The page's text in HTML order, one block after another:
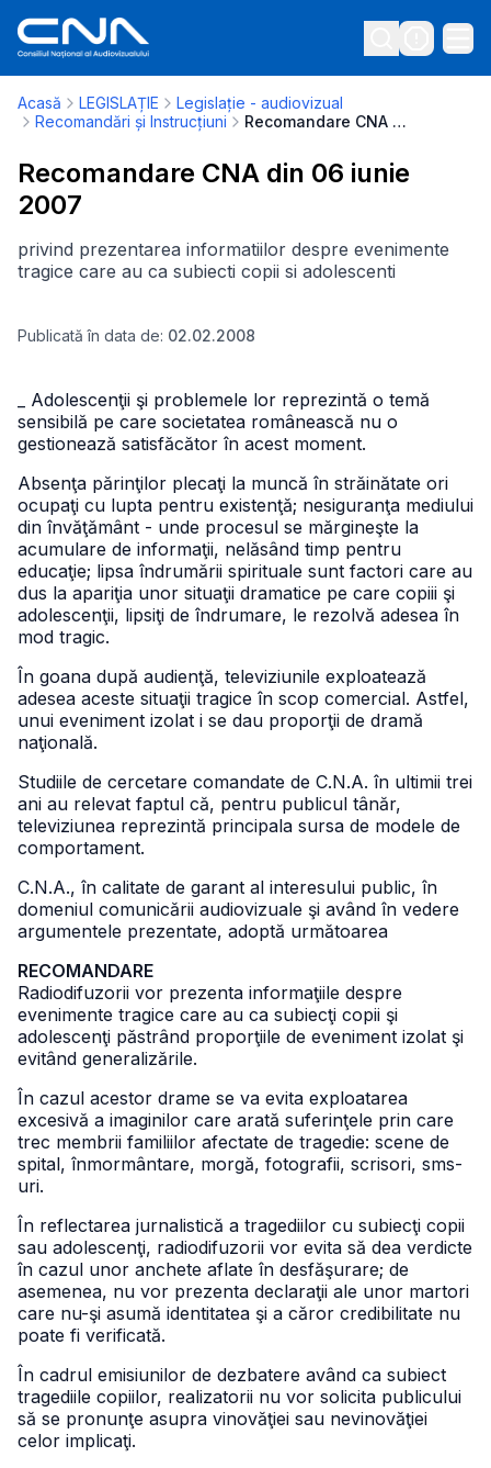
Acasă LEGISLAȚIE
Legislație - audiovizual
Recomandări și Instrucțiuni
Recomandare CNA din 06 iunie 2007
Recomandare CNA din 06 iunie
2007
privind prezentarea informatiilor despre evenimente
tragice care au ca subiecti copii si adolescenti
Publicată în data de: 02.02.2008
_ Adolescenţii şi problemele lor reprezintă o temă
sensibilă pe care societatea românească nu o
gestionează satisfăcător în acest moment.
Absenţa părinţilor plecaţi la muncă în străinătate ori
ocupaţi cu lupta pentru existenţă; nesiguranţa mediului
din învăţământ - unde procesul se mărgineşte la
acumulare de informaţii, nelăsând timp pentru
educaţie; lipsa îndrumării spirituale sunt factori care au
dus la apariţia unor situaţii dramatice pe care copiii şi
adolescenţii, lipsiţi de îndrumare, le rezolvă adesea în
mod tragic.
În goana după audienţă, televiziunile exploatează
adesea aceste situaţii tragice în scop comercial. Astfel,
unui eveniment izolat i se dau proporţii de dramă
naţională.
Studiile de cercetare comandate de C.N.A. în ultimii trei
ani au relevat faptul că, pentru publicul tânăr,
televiziunea reprezintă principala sursa de modele de
comportament.
C.N.A., în calitate de garant al interesului public, în
domeniul comunicării audiovizuale şi având în vedere
argumentele prezentate, adoptă următoarea
RECOMANDARE
Radiodifuzorii vor prezenta informaţiile despre
evenimente tragice care au ca subiecţi copii şi
adolescenţi păstrând proporţiile de eveniment izolat şi
evitând generalizările.
În cazul acestor drame se va evita exploatarea
excesivă a imaginilor care arată suferinţele prin care
trec membrii familiilor afectate de tragedie: scene de
spital, înmormântare, morgă, fotografii, scrisori, sms-
uri.
În reflectarea jurnalistică a tragediilor cu subiecţi copii
sau adolescenţi, radiodifuzorii vor evita să dea verdicte
în cazul unor anchete aflate în desfăşurare; de
asemenea, nu vor prezenta declaraţii ale unor martori
care nu-şi asumă identitatea şi a căror credibilitate nu
poate fi verificată.
În cadrul emisiunilor de dezbatere având ca subiect
tragediile copiilor, realizatorii nu vor solicita publicului
să se pronunţe asupra vinovăţiei sau nevinovăţiei
celor implicaţi.